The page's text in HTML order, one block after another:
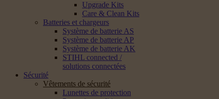
Upgrade Kits
Care & Clean Kits
Batteries et chargeurs
Système de batterie AS
Système de batterie AP
Système de batterie AK
STIHL connected /
solutions connectées
Sécurité
Vêtements de sécurité
Lunettes de protection